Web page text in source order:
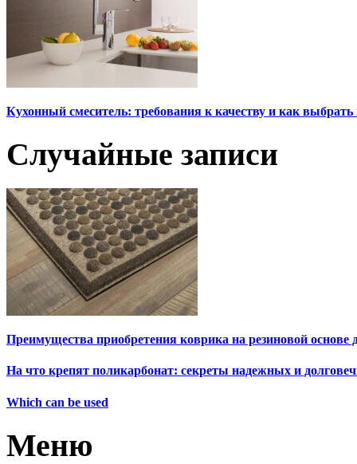
Кухонный смеситель: требования к качеству и как
Случайные записи
Преимущества приобретения коврика на резиновой основе
На что крепят поликарбонат: секреты надежных и
Which can be used
Меню